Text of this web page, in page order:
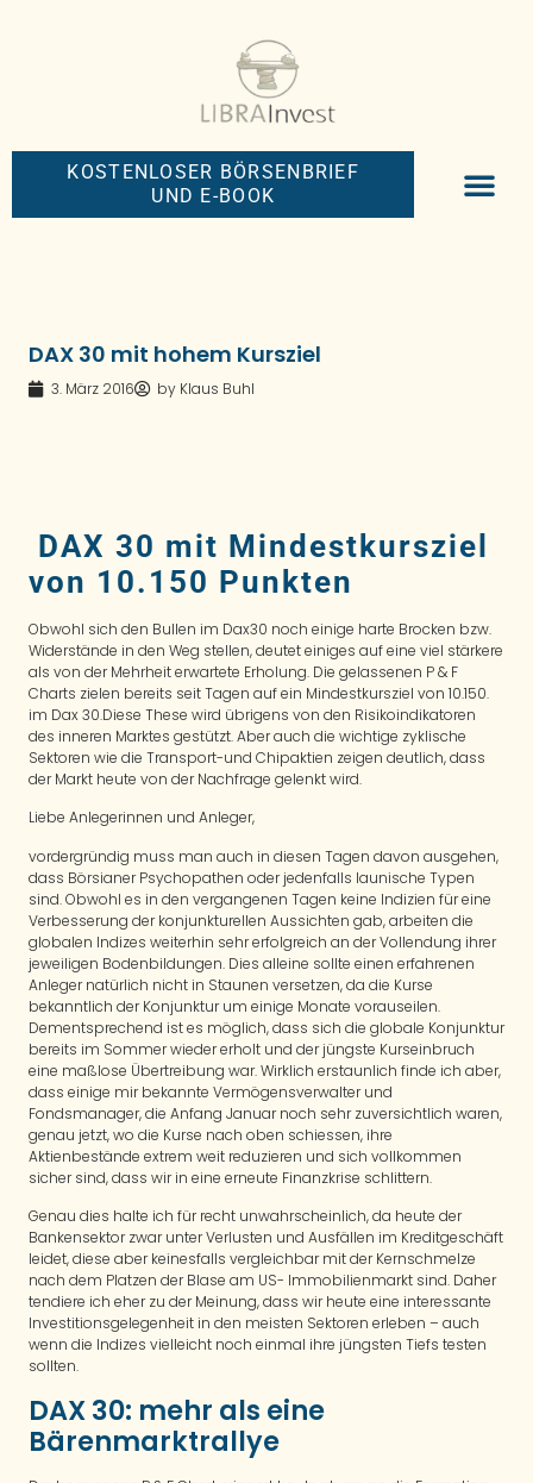
KOSTENLOSER BÖRSENBRIEF
UND E-BOOK
DAX 30 mit hohem Kursziel
3. März 2016 by Klaus Buhl
DAX 30 mit Mindestkursziel
von 10.150 Punkten
Obwohl sich den Bullen im Dax30 noch einige harte Brocken bzw.
Widerstände in den Weg stellen, deutet einiges auf eine viel stärkere
als von der Mehrheit erwartete Erholung. Die gelassenen P & F
Charts zielen bereits seit Tagen auf ein Mindestkursziel von 10.150.
im Dax 30.Diese These wird übrigens von den Risikoindikatoren
des inneren Marktes gestützt. Aber auch die wichtige zyklische
Sektoren wie die Transport-und Chipaktien zeigen deutlich, dass
der Markt heute von der Nachfrage gelenkt wird.
Liebe Anlegerinnen und Anleger,
vordergründig muss man auch in diesen Tagen davon ausgehen,
dass Börsianer Psychopathen oder jedenfalls launische Typen
sind. Obwohl es in den vergangenen Tagen keine Indizien für eine
Verbesserung der konjunkturellen Aussichten gab, arbeiten die
globalen Indizes weiterhin sehr erfolgreich an der Vollendung ihrer
jeweiligen Bodenbildungen. Dies alleine sollte einen erfahrenen
Anleger natürlich nicht in Staunen versetzen, da die Kurse
bekanntlich der Konjunktur um einige Monate vorauseilen.
Dementsprechend ist es möglich, dass sich die globale Konjunktur
bereits im Sommer wieder erholt und der jüngste Kurseinbruch
eine maßlose Übertreibung war. Wirklich erstaunlich finde ich aber,
dass einige mir bekannte Vermögensverwalter und
Fondsmanager, die Anfang Januar noch sehr zuversichtlich waren,
genau jetzt, wo die Kurse nach oben schiessen, ihre
Aktienbestände extrem weit reduzieren und sich vollkommen
sicher sind, dass wir in eine erneute Finanzkrise schlittern.
Genau dies halte ich für recht unwahrscheinlich, da heute der
Bankensektor zwar unter Verlusten und Ausfällen im Kreditgeschäft
leidet, diese aber keinesfalls vergleichbar mit der Kernschmelze
nach dem Platzen der Blase am US- Immobilienmarkt sind. Daher
tendiere ich eher zu der Meinung, dass wir heute eine interessante
Investitionsgelegenheit in den meisten Sektoren erleben – auch
wenn die Indizes vielleicht noch einmal ihre jüngsten Tiefs testen
sollten.
DAX 30: mehr als eine
Bärenmarktrallye